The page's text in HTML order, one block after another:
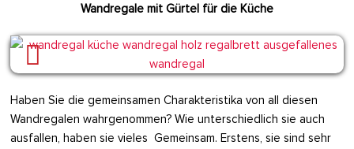
Wandregale mit Gürtel für die Küche
Haben Sie die gemeinsamen Charakteristika von all diesen
Wandregalen wahrgenommen? Wie unterschiedlich sie auch
ausfallen, haben sie vieles Gemeinsam. Erstens, sie sind sehr